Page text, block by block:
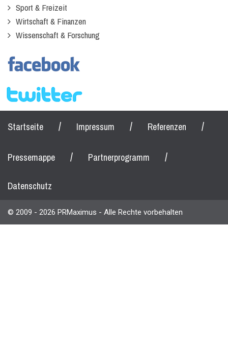
Sport & Freizeit
Wirtschaft & Finanzen
Wissenschaft & Forschung
Startseite / Impressum / Referenzen /
Pressemappe / Partnerprogramm /
Datenschutz
© 2009 - 2026 PRMaximus - Alle Rechte vorbehalten